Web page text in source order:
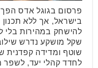
פרסום בגוגל אדס הפך
בישראל, אך ללא תכנון
להישחק במהירות בלי
שקל מושקע נדרש
שוטף ומדידה קפדנית
לחדד קהלי יעד, לשפר